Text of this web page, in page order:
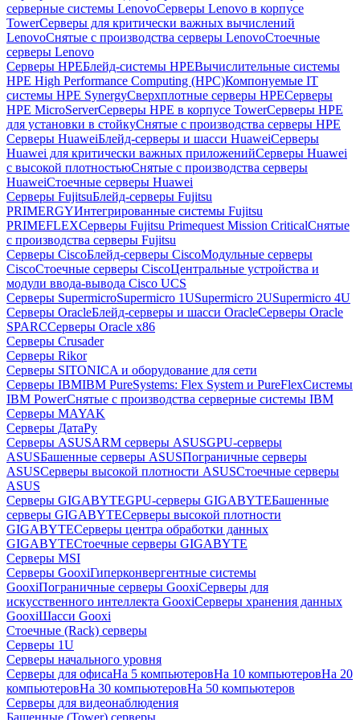
серверные системы LenovoСерверы Lenovo в корпусе
TowerСерверы для критически важных вычислений
LenovoСнятые с производства серверы LenovoСтоечные
серверы Lenovo
Серверы HPEБлейд-системы HPEВычислительные системы
HPE High Performance Computing (HPC)Компонуемые IT
системы HPE SynergyСверхплотные серверы HPEСерверы
HPE MicroServerСерверы HPE в корпусе TowerСерверы HPE
для установки в стойкуСнятые с производства серверы HPE
Серверы HuaweiБлейд-серверы и шасси HuaweiСерверы
Huawei для критически важных приложенийСерверы Huawei
с высокой плотностьюСнятые с производства серверы
HuaweiСтоечные серверы Huawei
Серверы FujitsuБлейд-серверы Fujitsu
PRIMERGYИнтегрированные системы Fujitsu
PRIMEFLEXСерверы Fujitsu Primequest Mission CriticalСнятые
с производства серверы Fujitsu
Серверы CiscoБлейд-серверы CiscoМодульные серверы
CiscoСтоечные серверы CiscoЦентральные устройства и
модули ввода-вывода Cisco UCS
Серверы SupermicroSupermicro 1USupermicro 2USupermicro 4U
Серверы OracleБлейд-серверы и шасси OracleСерверы Oracle
SPARCСерверы Oracle x86
Серверы Crusader
Серверы Rikor
Серверы SITONICA и оборудование для сети
Серверы IBMIBM PureSystems: Flex System и PureFlexСистемы
IBM PowerСнятые с производства серверные системы IBM
Серверы MAYAK
Серверы ДатаРу
Серверы ASUSARM серверы ASUSGPU-серверы
ASUSБашенные серверы ASUSПограничные серверы
ASUSСерверы высокой плотности ASUSСтоечные серверы
ASUS
Серверы GIGABYTEGPU-серверы GIGABYTEБашенные
серверы GIGABYTEСерверы высокой плотности
GIGABYTEСерверы центра обработки данных
GIGABYTEСтоечные серверы GIGABYTE
Серверы MSI
Серверы GooxiГиперконвергентные системы
GooxiПограничные серверы GooxiСерверы для
искусственного интеллекта GooxiСерверы хранения данных
GooxiШасси Gooxi
Стоечные (Rack) серверы
Серверы 1U
Серверы начального уровня
Серверы для офисаНа 5 компьютеровНа 10 компьютеровНа 20
компьютеровНа 30 компьютеровНа 50 компьютеров
Серверы для видеонаблюдения
Башенные (Tower) серверы